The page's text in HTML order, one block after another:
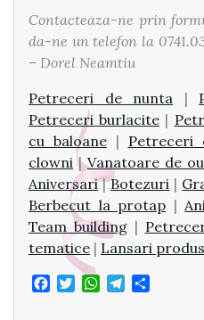
Contacteaza-ne prin
da-ne un telefon la
– Dorel Neamtiu
Petreceri de nunta |
Petreceri burlacite |
cu baloane| Petreceri
clowni |Vanatoare de
Aniversari|Botezuri |
Berbecut la protap |
Team building|
tematice | Lansari
Facebook
TwitterWhatsApp
Telegram